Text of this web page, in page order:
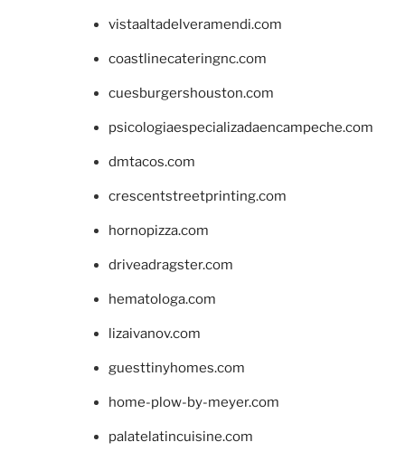
vistaaltadelveramendi.com
coastlinecateringnc.com
cuesburgershouston.com
psicologiaespecializadaencampeche.com
dmtacos.com
crescentstreetprinting.com
hornopizza.com
driveadragster.com
hematologa.com
lizaivanov.com
guesttinyhomes.com
home-plow-by-meyer.com
palatelatincuisine.com